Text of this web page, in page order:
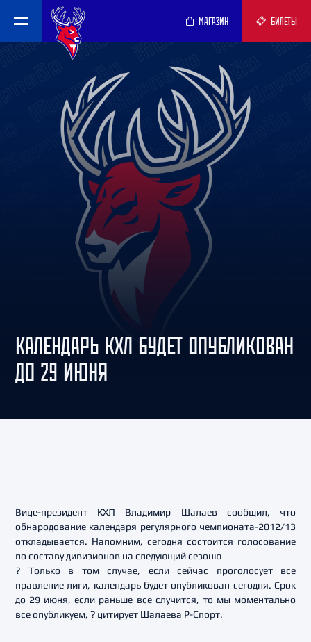
МАГАЗИН БИЛЕТЫ
КАЛЕНДАРЬ КХЛ БУДЕТ ОПУБЛИКОВАН
ДО 29 ИЮНЯ
Вице-президент КХЛ Владимир Шалаев сообщил, что
обнародование календаря регулярного чемпионата-2012/13
откладывается. Напомним, сегодня состоится голосование
по составу дивизионов на следующий сезоню
? Только в том случае, если сейчас проголосует все
правление лиги, календарь будет опубликован сегодня. Срок
до 29 июня, если раньше все случится, то мы моментально
все опубликуем, ? цитирует Шалаева Р-Спорт.